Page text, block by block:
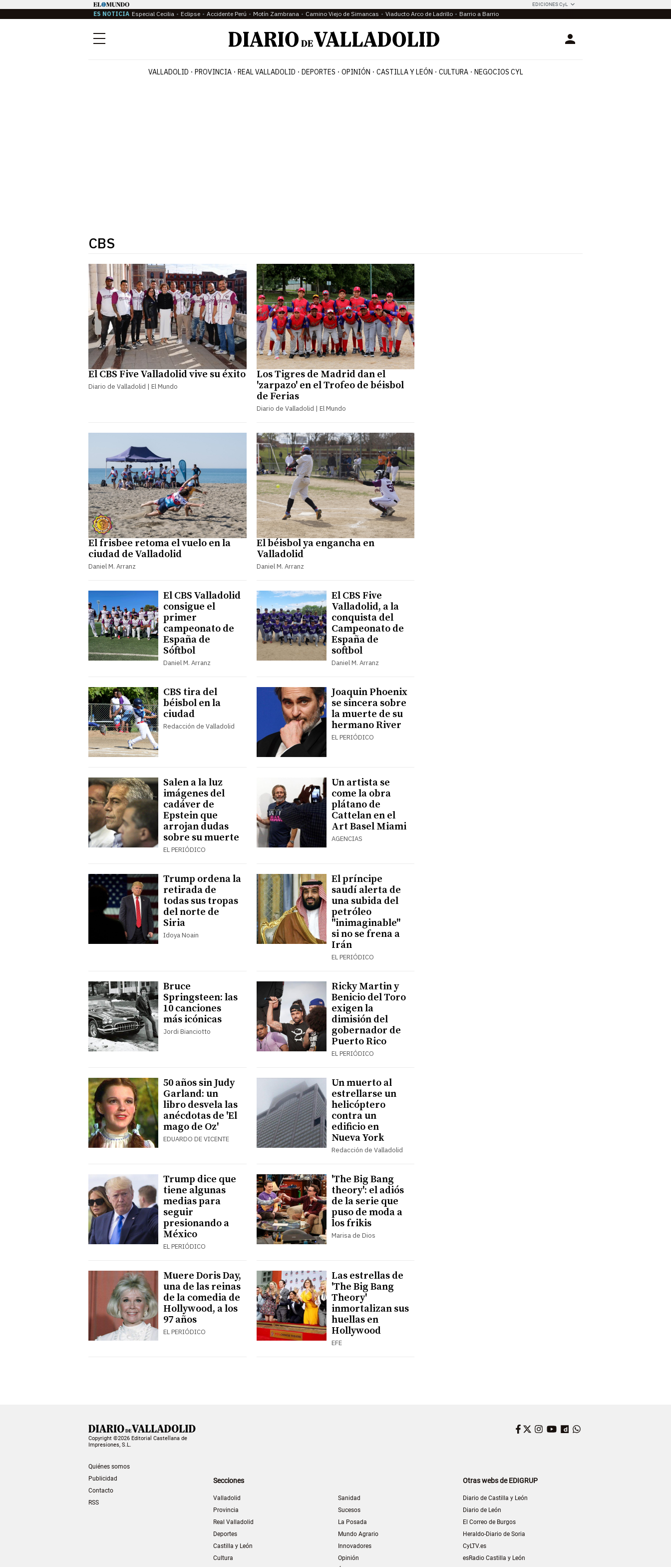
EDICIONES CyL
ES NOTICIA Especial Cecilia Eclipse Accidente Perú Motín Zambrana Camino Viejo de Simancas Viaducto Arco de Ladrillo Barrio a Barrio
Menú Login
VALLADOLID PROVINCIA REAL VALLADOLID DEPORTES OPINIÓN CASTILLA Y LEÓN CULTURA NEGOCIOS CYL
CBS
El CBS Five Valladolid vive su éxito
Diario de Valladolid | El Mundo
Los Tigres de Madrid dan el
'zarpazo' en el Trofeo de béisbol
de Ferias
Diario de Valladolid | El Mundo
El frisbee retoma el vuelo en la
ciudad de Valladolid
Daniel M. Arranz
El béisbol ya engancha en
Valladolid
Daniel M. Arranz
El CBS Valladolid
consigue el
primer
campeonato de
España de
Sóftbol
Daniel M. Arranz
El CBS Five
Valladolid, a la
conquista del
Campeonato de
España de
softbol
Daniel M. Arranz
CBS tira del
béisbol en la
ciudad
Redacción de Valladolid
Joaquin Phoenix
se sincera sobre
la muerte de su
hermano River
EL PERIÓDICO
Salen a la luz
imágenes del
cadáver de
Epstein que
arrojan dudas
sobre su muerte
EL PERIÓDICO
Un artista se
come la obra
plátano de
Cattelan en el
Art Basel Miami
AGENCIAS
Trump ordena la
retirada de
todas sus tropas
del norte de
Siria
Idoya Noain
El príncipe
saudí alerta de
una subida del
petróleo
"inimaginable"
si no se frena a
Irán
EL PERIÓDICO
Bruce
Springsteen: las
10 canciones
más icónicas
Jordi Bianciotto
Ricky Martin y
Benicio del Toro
exigen la
dimisión del
gobernador de
Puerto Rico
EL PERIÓDICO
50 años sin Judy
Garland: un
libro desvela las
anécdotas de 'El
mago de Oz'
EDUARDO DE VICENTE
Un muerto al
estrellarse un
helicóptero
contra un
edificio en
Nueva York
Redacción de Valladolid
Trump dice que
tiene algunas
medias para
seguir
presionando a
México
EL PERIÓDICO
'The Big Bang
theory': el adiós
de la serie que
puso de moda a
los frikis
Marisa de Dios
Muere Doris Day,
una de las reinas
de la comedia de
Hollywood, a los
97 años
EL PERIÓDICO
Las estrellas de
'The Big Bang
Theory'
inmortalizan sus
huellas en
Hollywood
EFE
Copyright ©2026 Editorial Castellana de
Impresiones, S.L.
Quiénes somos
Publicidad
Contacto
RSS
Facebook
Twitter
Instagram
YouTube
Dailymotion
Secciones
Valladolid
Provincia
Real Valladolid
Deportes
Castilla y León
Cultura
Sanidad
Sucesos
La Posada
Mundo Agrario
Innovadores
Opinión
Otras webs de EDIGRUP
Diario de Castilla y León
Diario de León
El Correo de Burgos
Heraldo-Diario de Soria
CyLTV.es
esRadio Castilla y León